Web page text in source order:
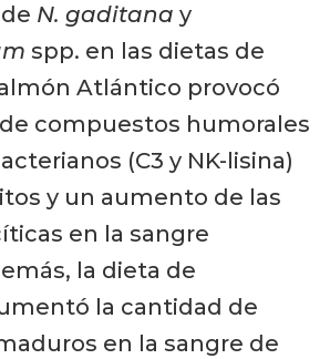
N. gaditana y
spp. en las dietas de
Atlántico provocó
compuestos humorales
(C3 y NK-lisina)
y un aumento de las
en la sangre
la dieta de
la cantidad de
en la sangre de